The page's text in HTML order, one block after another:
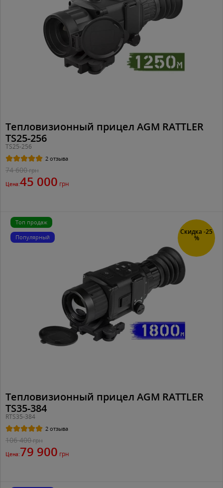
Тепловизионный прицел AGM RATTLER
TS25-256
TS25-256
2 отзыва
74 600грн
Цена:45 000 грн
Скидка -25
%
Топ продаж
Популярный
Тепловизионный прицел AGM RATTLER
TS35-384
RTS35-384
2 отзыва
106 400грн
Цена:79 900 грн